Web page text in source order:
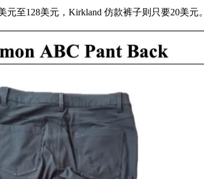
元至128美元，Kirkland 仿款裤子则只要20美元。